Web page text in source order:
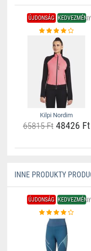
ÚJDONSÁG KEDVEZMÉNY
Kilpi Nordim
65815 Ft48426 Ft
INNE PRODUKTY
ÚJDONSÁG KEDVEZMÉNY